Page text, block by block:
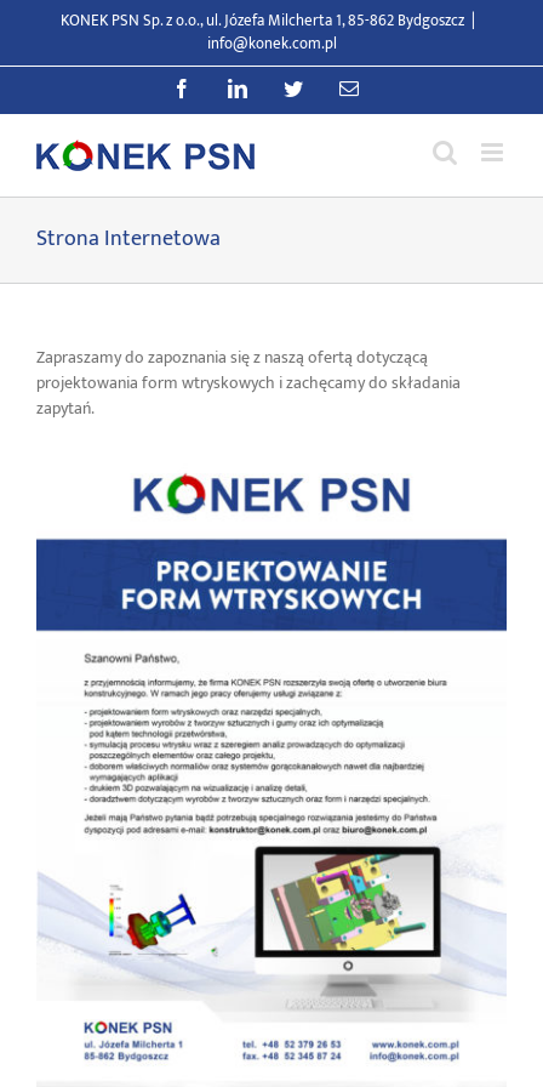
zawartości
KONEK PSN Sp. z o.o., ul. Józefa Milcherta 1, 85-862 Bydgoszcz |
info@konek.com.pl
FacebookLinkedInTwitterE-
Strona Internetowa
Zapraszamy do zapoznania się z naszą ofertą dotyczącą
projektowania form wtryskowych i zachęcamy do składania
zapytań.